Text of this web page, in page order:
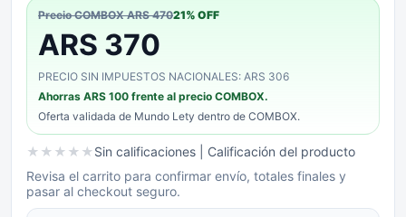
Precio COMBOXARS 47021% OFF
ARS 370
PRECIO SIN IMPUESTOS NACIONALES: ARS 306
Ahorras ARS 100 frente al precio COMBOX.
Oferta validada de Mundo Lety dentro de COMBOX.
★ ★ ★ ★ ★Sin calificaciones | Calificación del producto
Revisa el carrito para confirmar envío, totales finales y
pasar al checkout seguro.